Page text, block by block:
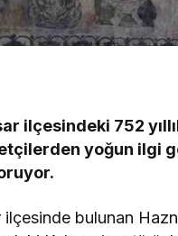
ilçesindeki 752
yoğun ilgi
ilçesinde bulunan